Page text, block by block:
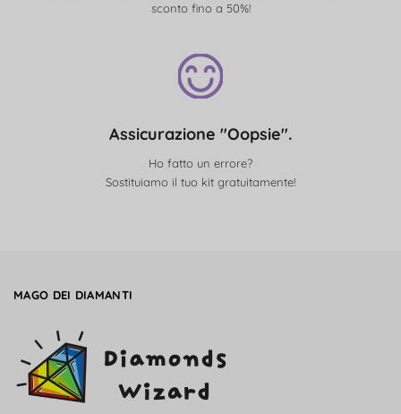
sconto fino a 50%!
Assicurazione "Oopsie".
Ho fatto un errore?
Sostituiamo il tuo kit gratuitamente!
MAGO DEI DIAMANTI